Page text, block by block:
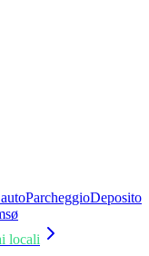
ParcheggioDeposito
locali